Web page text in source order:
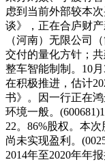
虑到当前外部较本
谈》，正在合庐财
（河南）无限公司
交付的量化方针；
整车智能制制。10
在积极推进，估计
书》。因一行正在
环境一般。
22。86%股权。本
尚未实现盈利。
2014年至2020年年